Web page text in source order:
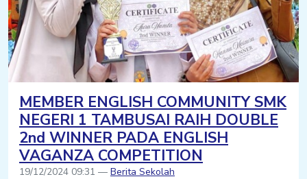
MEMBER ENGLISH COMMUNITY SMK
NEGERI 1 TAMBUSAI RAIH DOUBLE
2nd WINNER PADA ENGLISH
VAGANZA COMPETITION
19/12/2024 09:31 — Berita Sekolah